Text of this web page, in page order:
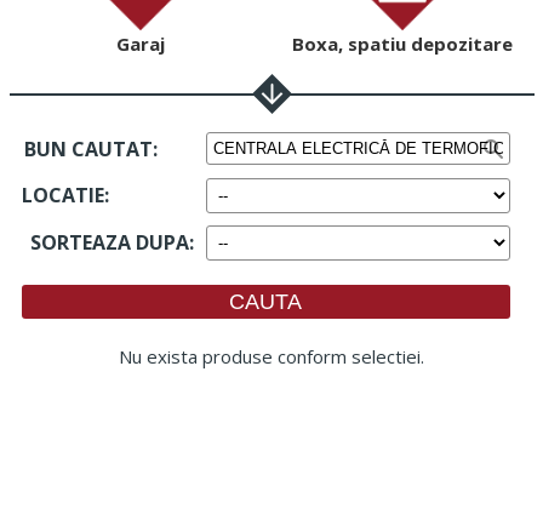
Garaj Boxa, spatiu depozitare
BUN CAUTAT:
LOCATIE:
SORTEAZA DUPA:
Nu exista produse conform selectiei.